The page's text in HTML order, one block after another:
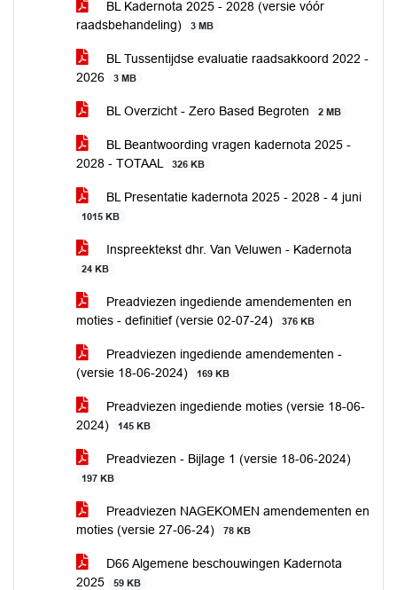
BL Kadernota 2025 - 2028 (versie vóór
raadsbehandeling)
3 MB
BL Tussentijdse evaluatie raadsakkoord 2022 -
2026
3 MB
BL Overzicht - Zero Based Begroten 2 MB
BL Beantwoording vragen kadernota 2025 -
2028 - TOTAAL
326 KB
BL Presentatie kadernota 2025 - 2028 - 4 juni
1015 KB
Inspreektekst dhr. Van Veluwen - Kadernota
24 KB
Preadviezen ingediende amendementen en
moties - definitief (versie 02-07-24)
376 KB
Preadviezen ingediende amendementen -
(versie 18-06-2024)
169 KB
Preadviezen ingediende moties (versie 18-06-
2024)
145 KB
Preadviezen - Bijlage 1 (versie 18-06-2024)
197 KB
Preadviezen NAGEKOMEN amendementen en
moties (versie 27-06-24)
78 KB
D66 Algemene beschouwingen Kadernota
2025
59 KB